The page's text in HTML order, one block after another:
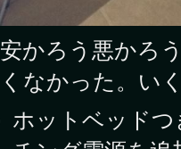
安かろう悪かろ
くなかった。い
ホットベッド